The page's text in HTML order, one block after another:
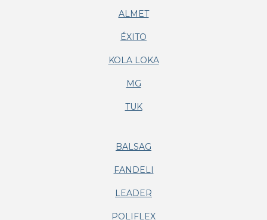
ALMET
ÉXITO
KOLA LOKA
MG
TUK
BALSAG
FANDELI
LEADER
POLIFLEX